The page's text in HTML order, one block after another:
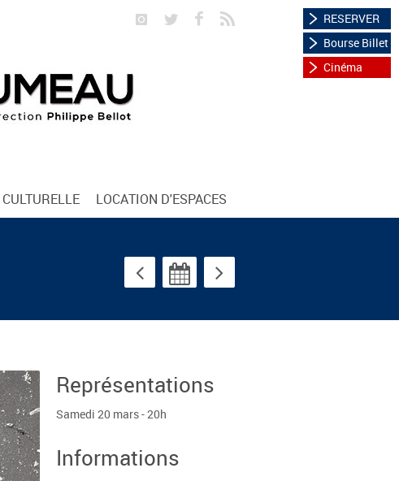
RESERVER
Bourse Billet
Cinéma
LOCATION D'ESPACES
Représentations
Samedi 20 mars - 20h
Informations